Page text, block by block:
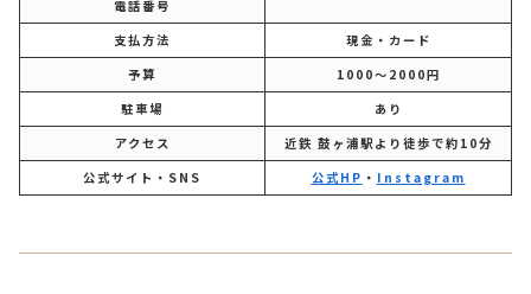
電話番号
支払方法
現金・カード
予算
1000～2000円
駐車場
あり
アクセス
近鉄 鼓ヶ浦駅より徒歩で約10分
公式サイト・SNS
公式HP ・ Instagram